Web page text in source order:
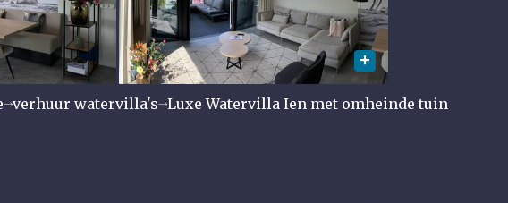
verhuur watervilla's Luxe Watervilla Ien met omheinde tuin